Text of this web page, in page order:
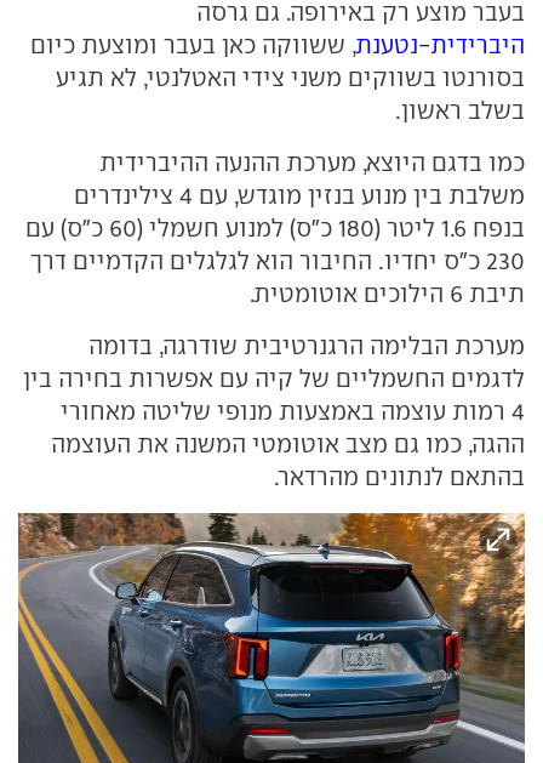
בעבר מוצע רק באירופה. גם גרסה
היברידית-נטענת, ששווקה כאן בעבר ומוצעת כיום
בסורנטו בשווקים משני צידי האטלנטי, לא תגיע
בשלב ראשון.
כמו בדגם היוצא, מערכת ההנעה ההיברידית
משלבת בין מנוע בנזין מוגדש, עם 4 צילינדרים
בנפח 1.6 ליטר (180 כ"ס) למנוע חשמלי (60 כ"ס) עם
230 כ"ס יחדיו. החיבור הוא לגלגלים הקדמיים דרך
תיבת 6 הילוכים אוטומטית.
מערכת הבלימה הרגנרטיבית שודרגה, בדומה
לדגמים החשמליים של קיה עם אפשרות בחירה בין
4 רמות עוצמה באמצעות מנופי שליטה מאחורי
ההגה, כמו גם מצב אוטומטי המשנה את העוצמה
בהתאם לנתונים מהרדאר.